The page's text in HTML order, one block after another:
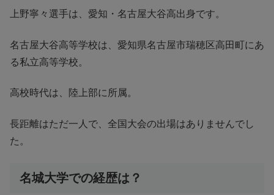
上野寧々選手は、愛知・名古屋大谷高出身です。
名古屋大谷高等学校は、愛知県名古屋市瑞穂区高田町にあ
る私立高等学校。
高校時代は、陸上部に所属。
長距離はただ一人で、全国大会の出場はありませんでし
た。
名城大学での経歴は？